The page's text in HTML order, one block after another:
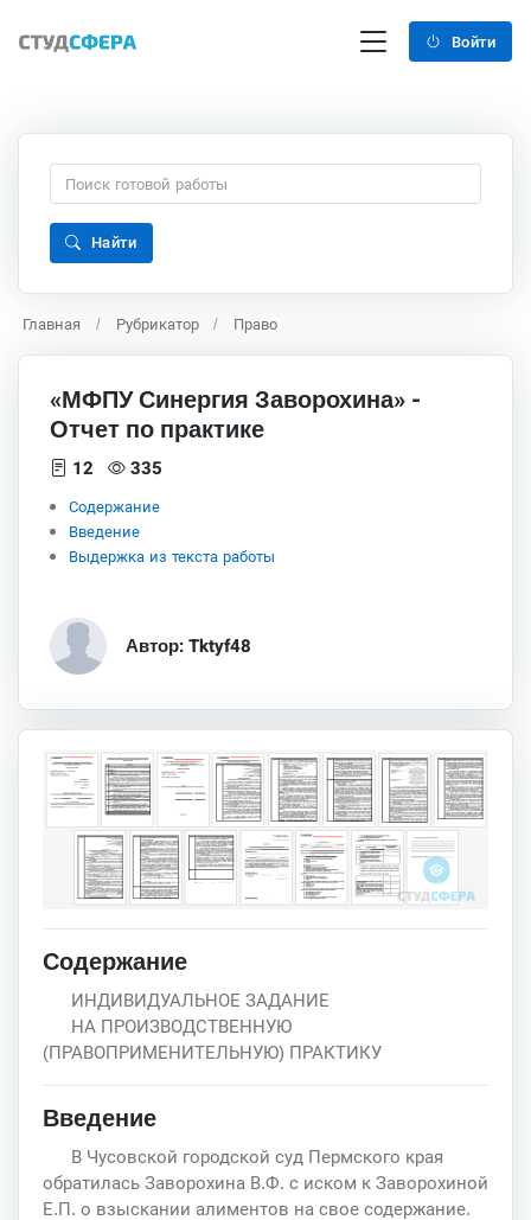
Войти
Найти
Главная Рубрикатор Право
«МФПУ Синергия Заворохина» -
Отчет по практике
12 335
Содержание
Введение
Выдержка из текста работы
Автор: Tktyf48
Содержание
ИНДИВИДУАЛЬНОЕ ЗАДАНИЕ
НА ПРОИЗВОДСТВЕННУЮ
(ПРАВОПРИМЕНИТЕЛЬНУЮ) ПРАКТИКУ
Введение
В Чусовской городской суд Пермского края
обратилась Заворохина В.Ф. с иском к Заворохиной
Е.П. о взыскании алиментов на свое содержание.